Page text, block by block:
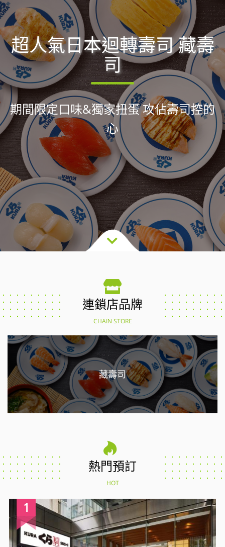
超人氣日本迴轉壽司 藏壽
司
期間限定口味&獨家扭蛋 攻佔壽司控的
心
連鎖店品牌
CHAIN STORE
藏壽司
熱門預訂
HOT
1